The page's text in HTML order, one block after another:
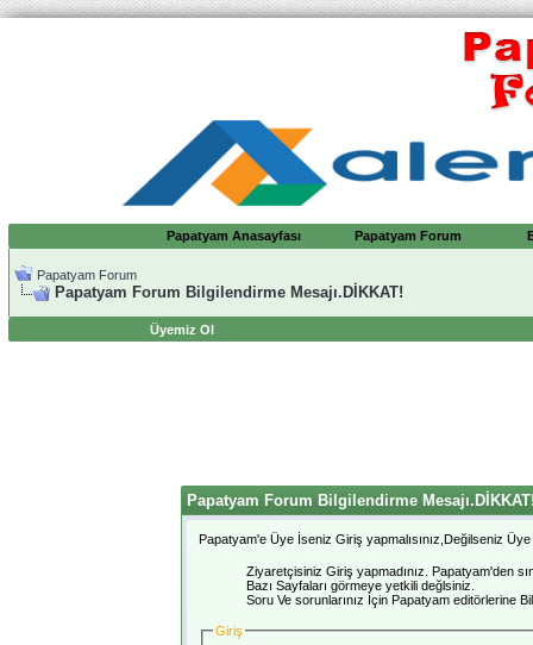
Papatyam Anasayfası Papatyam Forum
Papatyam Forum
Papatyam Forum Bilgilendirme Mesajı.DİKKAT!
Üyemiz Ol
Papatyam Forum Bilgilendirme
Papatyam'e Üye İseniz Giriş yapmalısınız,Değilseniz Üye
Ziyaretçisiniz Giriş yapmadınız. Papatyam'den
Bazı Sayfaları görmeye yetkili değlsiniz.
Soru Ve sorunlarınız İçin Papatyam editörlerine
Giriş